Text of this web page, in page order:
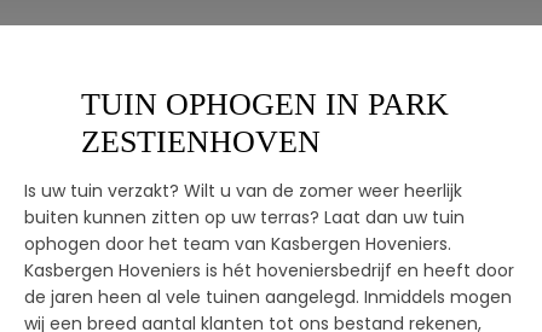
TUIN OPHOGEN IN PARK
ZESTIENHOVEN
Is uw tuin verzakt? Wilt u van de zomer weer heerlijk
buiten kunnen zitten op uw terras? Laat dan uw tuin
ophogen door het team van Kasbergen Hoveniers.
Kasbergen Hoveniers is hét hoveniersbedrijf en heeft door
de jaren heen al vele tuinen aangelegd. Inmiddels mogen
wij een breed aantal klanten tot ons bestand rekenen,